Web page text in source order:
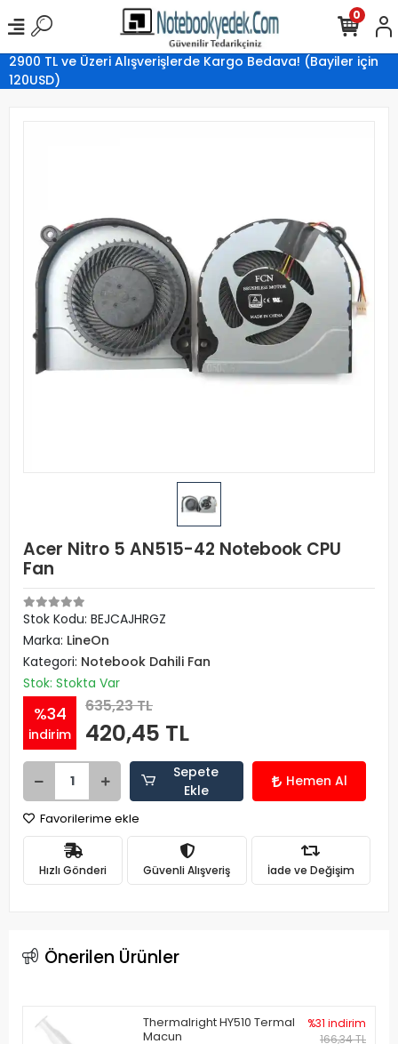
2900 TL ve Üzeri Alışverişlerde Kargo Bedava! (Bayiler için
120USD)
0
Acer Nitro 5 AN515-42 Notebook CPU
Fan
Stok Kodu: BEJCAJHRGZ
Marka: LineOn
Kategori: Notebook Dahili Fan
Stok: Stokta Var
%34
indirim
635,23 TL
420,45 TL
Sepete
Ekle
Hemen Al
Favorilerime ekle
Hızlı Gönderi Güvenli Alışveriş İade ve Değişim
Önerilen Ürünler
Thermalright HY510 Termal
Macun
%31 indirim
166,34 TL